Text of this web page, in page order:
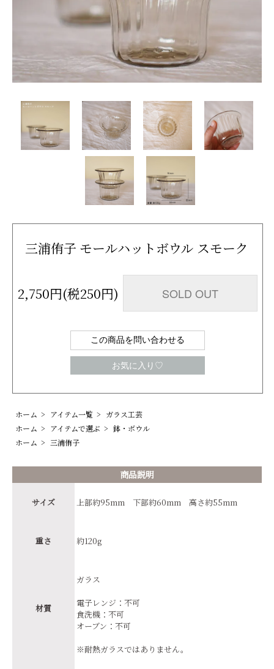
三浦侑子 モールハットボウル スモーク
2,750円(税250円) SOLD OUT
この商品を問い合わせる
お気に入り♡
ホーム > アイテム一覧 > ガラス工芸
ホーム > アイテムで選ぶ > 鉢・ボウル
ホーム > 三浦侑子
商品説明
サイズ 上部約95mm 下部約60mm 高さ約55mm
重さ 約120g
材質
ガラス
電子レンジ：不可
食洗機：不可
オーブン：不可
※耐熱ガラスではありません。